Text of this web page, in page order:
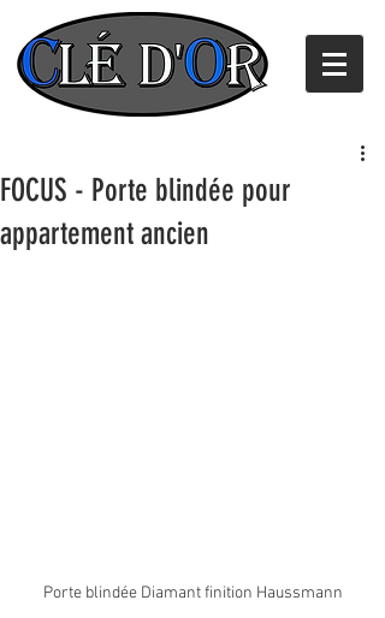
FOCUS - Porte blindée pour
appartement ancien
Porte blindée Diamant finition Haussmann